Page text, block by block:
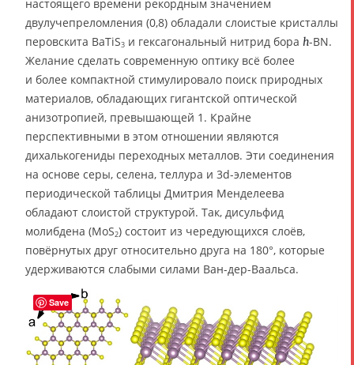
настоящего времени рекордным значением
двулучепреломления (0,8) обладали слоистые кристаллы
перовскита BaTiS3 и гексагональный нитрид бора h-BN.
Желание сделать современную оптику всё более
и более компактной стимулировало поиск природных
материалов, обладающих гигантской оптической
анизотропией, превышающей 1. Крайне
перспективными в этом отношении являются
дихалькогениды переходных металлов. Эти соединения
на основе серы, селена, теллура и 3d-элементов
периодической таблицы Дмитрия Менделеева
обладают слоистой структурой. Так, дисульфид
молибдена (MoS2) состоит из чередующихся слоёв,
повёрнутых друг относительно друга на 180°, которые
удерживаются слабыми силами Ван-дер-Ваальса.
Save